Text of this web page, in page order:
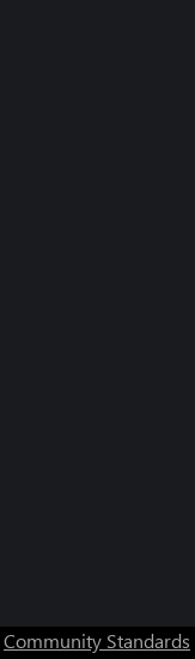
Community Standards